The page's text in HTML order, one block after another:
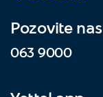
Pozovite nas
063 9000